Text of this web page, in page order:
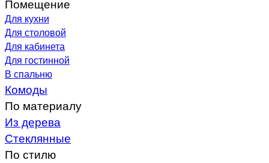
Помещение
Для кухни
Для столовой
Для кабинета
Для гостинной
В спальню
Комоды
По материалу
Из дерева
Стеклянные
По стилю